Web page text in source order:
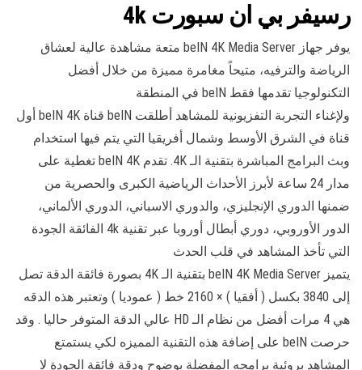
رسيفر بي ان سبورت 4k
يوفر جهاز beIN 4K Media Server متعة مشاهدة عالية لعشاق
الرياضة والترفيه، متيحاً مغامرة مميزة من خلال أفضل
التكنولوجيا تقدمها فقط beIN في المنطقة
ولإغناء التجربة التفزيونية للمشاهد أطلقت beIN قناة beIN 4K أول
قناة في الشرق الأوسط وشمال أفريقيا التي يتم فيها استخدام
وبث البرامج المباشرة بتقنية الـ 4K. تقدم beIN 4K تغطية على
مدار 24 ساعة لأبرز الأحداث الرياضية الكبرى والحصرية من
ضمنها الدوري الإنجليزي، والدوري الاسباني، الدوري الألماني،
الدور الأوروبي، دوري أبطال أوروبا عبر تقنية 4k الفائقة الجودة
التي تأخذ المشاهد في قلب الحدث
يتميز beIN 4K Media Server بتقنية الـ 4K بصورة فائقة الدقة تصل
إلى 3840 بكسل ( أفقيا ) × 2160 خط ( عموديا ) وتعتبر هذه الدقه
هي 4 مرات أفضل من نظام الـ HD عالي الدقة المتوفر حاليا . وقد
حرصت beIN على إضافة هذه التقنية المميزه لكي يستمتع
المشاهد بروئية برامجه المفضلة بوضوح ودقة فائقة الجودة لا